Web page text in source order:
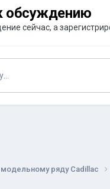
обсуждению
сейчас, а
ряду Cadillac